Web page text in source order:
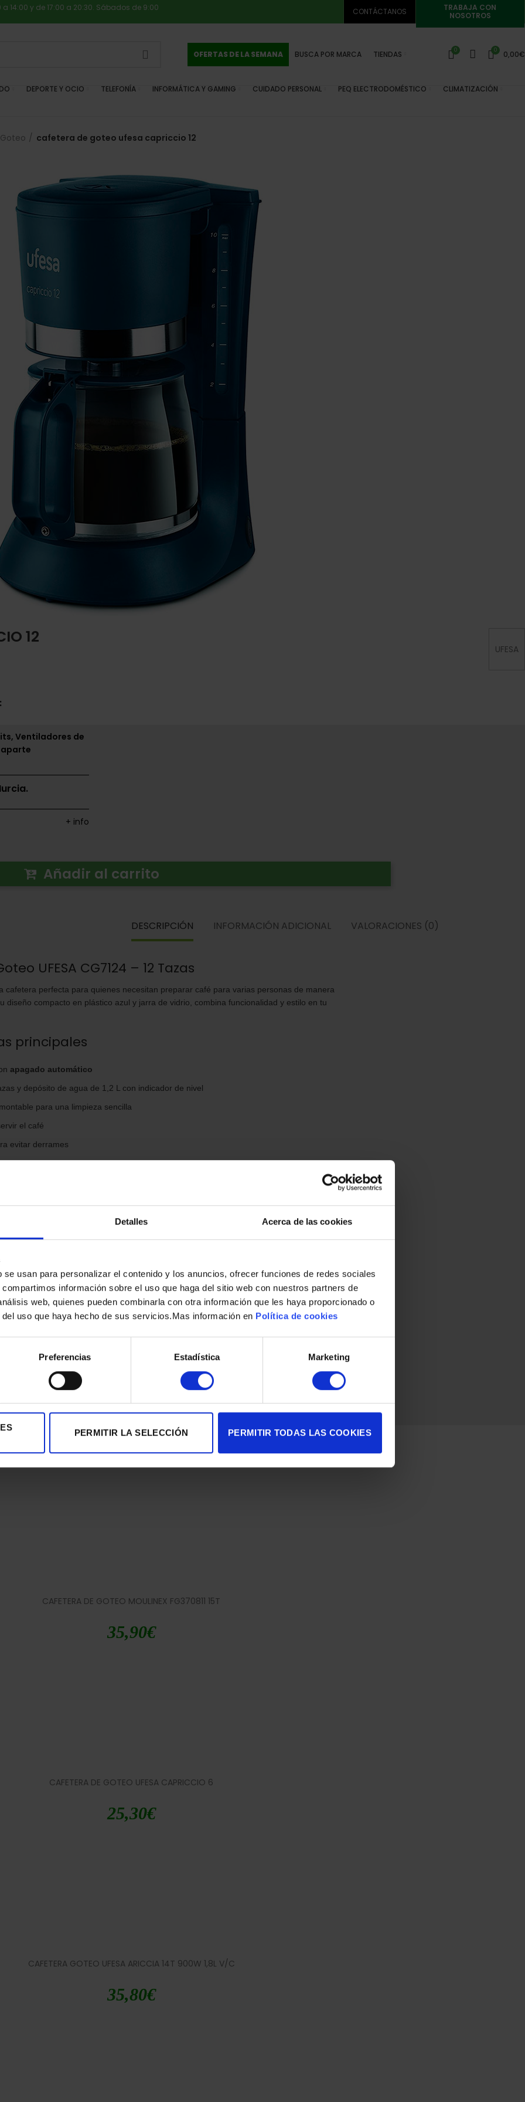
Detalles Acerca de las cookies
usan para personalizar el contenido y los anuncios, ofrecer funciones de redes sociales
información sobre el uso que haga del sitio web con nuestros partners de
web, quienes pueden combinarla con otra información que les haya proporcionado o
uso que haya hecho de sus servicios.Mas información en Política de cookies
Preferencias Estadística Marketing
PERMITIR LA SELECCIÓN PERMITIR TODAS LAS COOKIES
a 14:00 y de 17:00 a 20:30. Sábados de 9:00
CONTÁCTANOS
TRABAJA CON
NOSOTROS
OFERTAS DE LA SEMANA BUSCA POR MARCA TIENDAS 0 0 0,00€
DEPORTE Y OCIO TELEFONÍA INFORMÁTICA Y GAMING CUIDADO PERSONAL PEQ ELECTRODOMÉSTICO CLIMATIZACIÓN
cafetera de goteo ufesa capriccio 12
UFESA
12
Ventiladores de
aparte
+ info
Añadir al carrito
DESCRIPCIÓN
LaUFESA CG7124es la cafetera perfecta para quienes necesitan preparar café
principales
goteo
espresso, cappuccino ni otras bebidas
ni sistema de agua caliente
paquete
35,90
25,30
35,80